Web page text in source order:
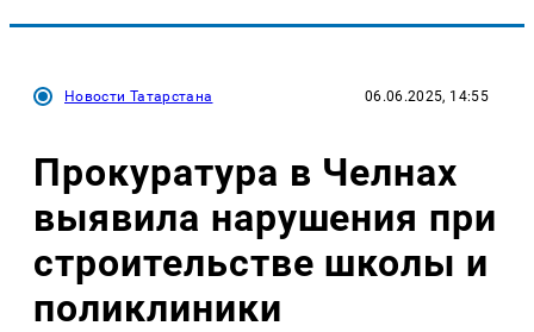
Новости Татарстана 06.06.2025, 14:55
Прокуратура в Челнах
выявила нарушения при
строительстве школы и
поликлиники